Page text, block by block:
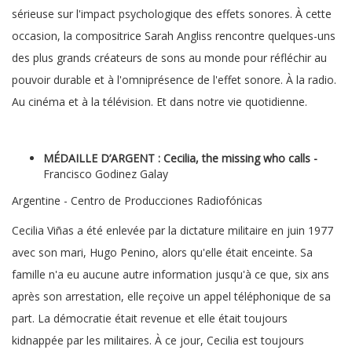
sérieuse sur l'impact psychologique des effets sonores. À cette
occasion, la compositrice Sarah Angliss rencontre quelques-uns
des plus grands créateurs de sons au monde pour réfléchir au
pouvoir durable et à l'omniprésence de l'effet sonore. À la radio.
Au cinéma et à la télévision. Et dans notre vie quotidienne.
MÉDAILLE D’ARGENT : Cecilia, the missing who calls -
Francisco Godinez Galay
Argentine - Centro de Producciones Radiofónicas
Cecilia Viñas a été enlevée par la dictature militaire en juin 1977
avec son mari, Hugo Penino, alors qu'elle était enceinte. Sa
famille n'a eu aucune autre information jusqu'à ce que, six ans
après son arrestation, elle reçoive un appel téléphonique de sa
part. La démocratie était revenue et elle était toujours
kidnappée par les militaires. À ce jour, Cecilia est toujours